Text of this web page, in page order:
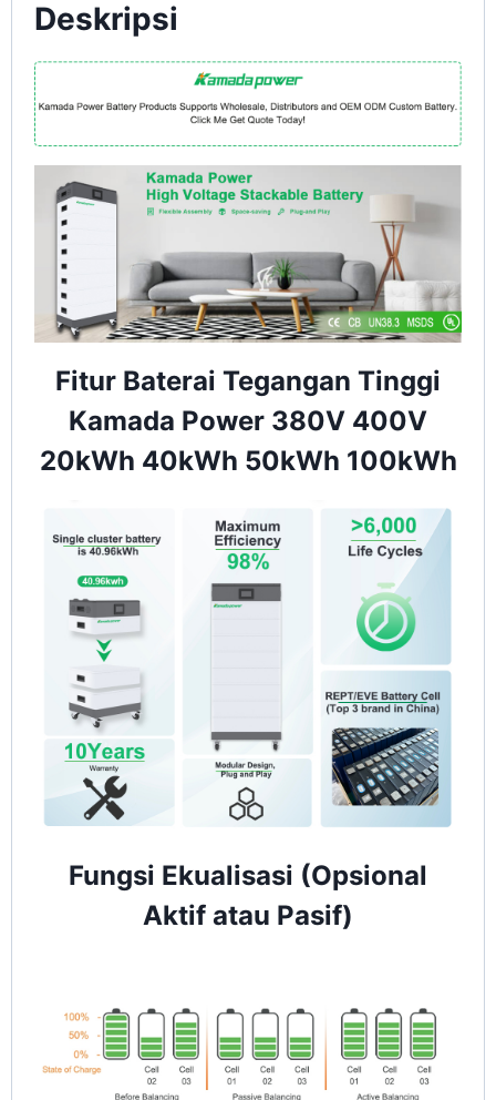
Deskripsi
Fitur Baterai Tegangan Tinggi
Kamada Power 380V 400V
20kWh 40kWh 50kWh 100kWh
Fungsi Ekualisasi (Opsional
Aktif atau Pasif)